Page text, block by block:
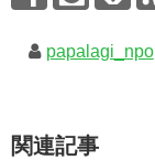
papalagi_npo
関連記事